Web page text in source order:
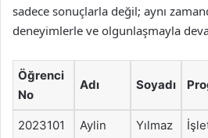
sadece sonuçlarla değil; aynı
deneyimlerle ve olgunlaşmayla
Öğrenci
No
Adı Soyadı
2023101 Aylin Yılmaz